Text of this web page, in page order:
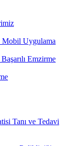
Uygulama
Emzirme
Tanı ve Tedavi